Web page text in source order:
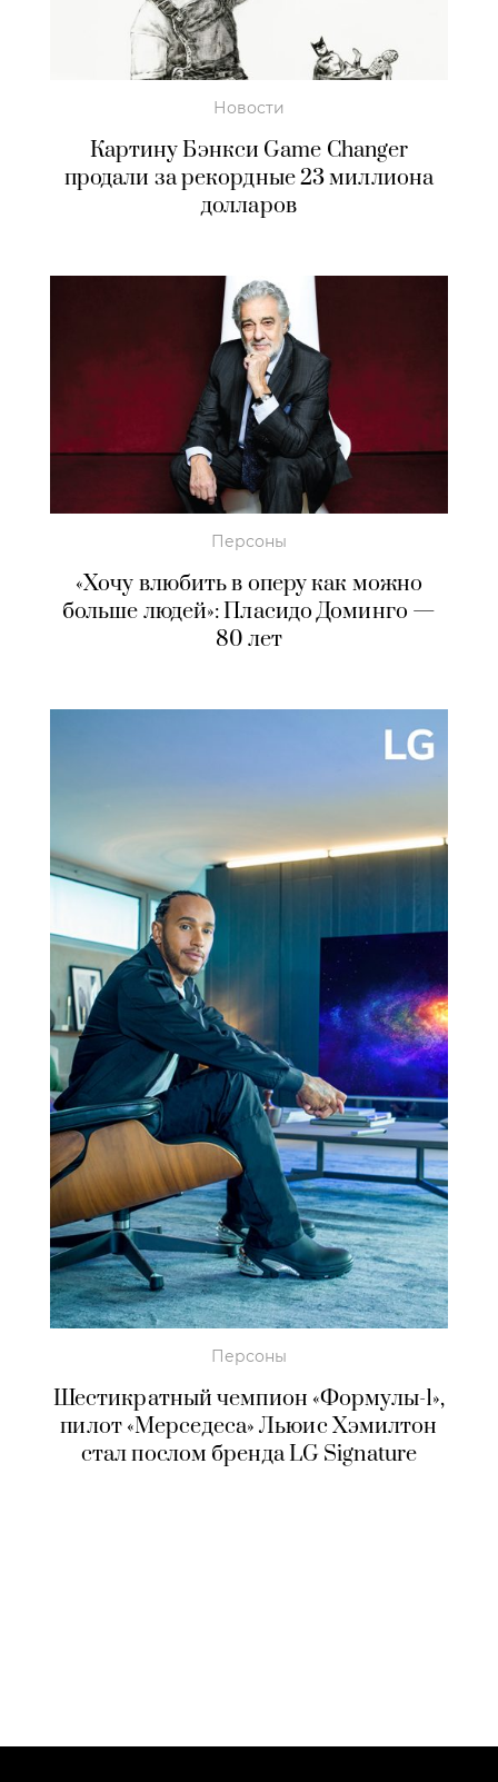
Новости
Картину Бэнкси Game Changer
продали за рекордные 23 миллиона
долларов
Персоны
«Хочу влюбить в оперу как можно
больше людей»: Пласидо Доминго —
80 лет
Персоны
Шестикратный чемпион «Формулы-1»,
пилот «Мерседеса» Льюис Хэмилтон
стал послом бренда LG Signature